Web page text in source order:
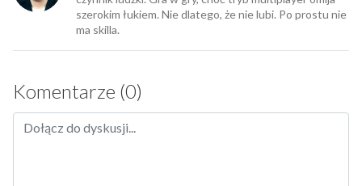
szerokim łukiem. Nie dlatego, że nie lubi. Po prostu nie
ma skilla.
Komentarze (0)